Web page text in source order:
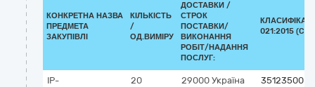
КОНКРЕТНА НАЗВА
ПРЕДМЕТА
ЗАКУПІВЛІ
КІЛЬКІСТЬ
/
ОД.ВИМІРУ
ДОСТАВКИ /
СТРОК
ПОСТАВКИ/
ВИКОНАННЯ
РОБІТ/НАДАННЯ
ПОСЛУГ:
021:2015
IP-
20
29000 Україна
35123500-7